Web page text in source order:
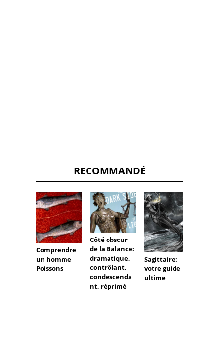
RECOMMANDÉ
Comprendre
un homme
Poissons
Côté obscur
de la Balance:
dramatique,
contrôlant,
condescenda
nt, réprimé
Sagittaire:
votre guide
ultime